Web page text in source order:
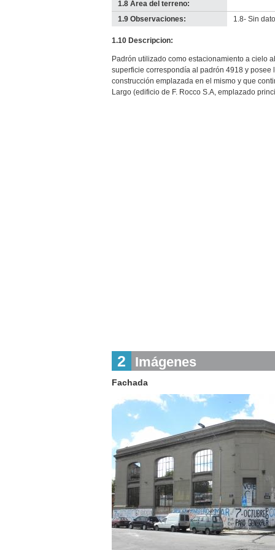
1.8 Área del terreno:
no
1.9 Observaciones: 1.8- Sin
1.10 Descripcion:
Padrón utilizado como estacionamiento a cielo
superficie correspondía al padrón 4918 y posee
construcción emplazada en el mismo y que
Largo (edificio de F. Rocco S.A, emplazado
2 Imágenes
Fachada